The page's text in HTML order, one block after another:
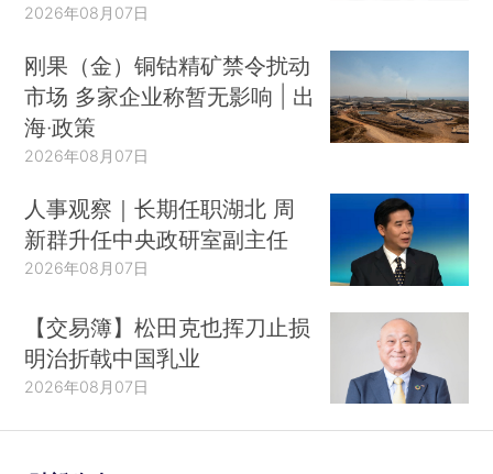
2026年08月07日
刚果（金）铜钴精矿禁令扰动
市场 多家企业称暂无影响 | 出
海·政策
2026年08月07日
人事观察｜长期任职湖北 周
新群升任中央政研室副主任
2026年08月07日
【交易簿】松田克也挥刀止损
明治折戟中国乳业
2026年08月07日